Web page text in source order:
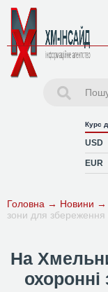
Курс
USD
EUR
Головна → Новини →
зони для
На